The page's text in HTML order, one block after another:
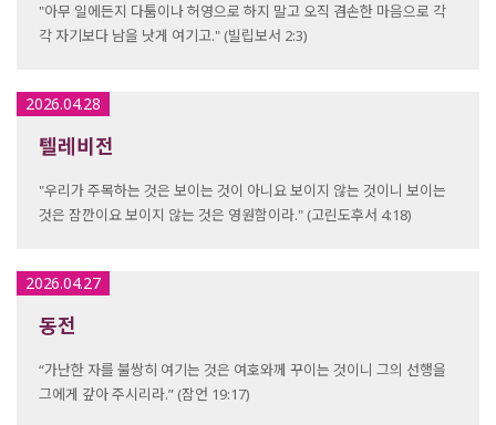
"아무 일에든지 다툼이나 허영으로 하지 말고 오직 겸손한 마음으로 각
각 자기보다 남을 낫게 여기고." (빌립보서 2:3)
2026.04.28
텔레비전
"우리가 주목하는 것은 보이는 것이 아니요 보이지 않는 것이니 보이는
것은 잠깐이요 보이지 않는 것은 영원함이라." (고린도후서 4:18)
2026.04.27
동전
“가난한 자를 불쌍히 여기는 것은 여호와께 꾸이는 것이니 그의 선행을
그에게 갚아 주시리라.” (잠언 19:17)